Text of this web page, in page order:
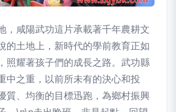
，咸陽武功這片承載著千年農耕文
的土地上，新時代的學前教育正如
照耀著孩子們的成長之路。武功縣
中之重，以前所未有的決心和投
質、均衡的目標迅跑，為鄉村振興